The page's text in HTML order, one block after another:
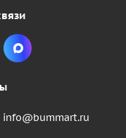
info@bummart.ru